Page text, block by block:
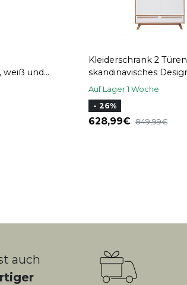
weiß und
Kleiderschrank 2 Türen
skandinavisches
Auf Lager 1 Woche
- 26%
628,99 849,99
auch